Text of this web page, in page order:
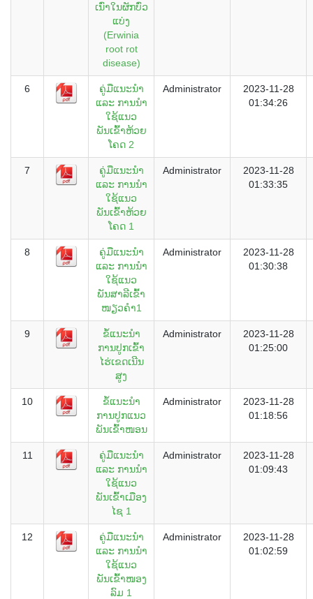
ເນົ່າໃນຜັກບົ່ວ
ແບ່ງ
(Erwinia
root rot
disease)
6
ຄູ່ມືແນະນຳ
ແລະ ການນຳ
ໃຊ້ແນວ
ພັນເຂົ້າຫ້ວຍ
ໂຄດ 2
Administrator
2023-11-28
01:34:26
7
ຄູ່ມືແນະນຳ
ແລະ ການນຳ
ໃຊ້ແນວ
ພັນເຂົ້າຫ້ວຍ
ໂຄດ 1
Administrator
2023-11-28
01:33:35
8
ຄູ່ມືແນະນຳ
ແລະ ການນຳ
ໃຊ້ແນວ
ພັນສາລີເຂົ້າ
ໜຽວຄຳ1
Administrator
2023-11-28
01:30:38
9
ຂໍ້ແນະນຳ
ການປູກເຂົ້າ
ໄຮ່ເຂດເນີນ
ສູງ
Administrator
2023-11-28
01:25:00
10
ຂໍ້ແນະນຳ
ການປູກແນວ
ພັນເຂົ້າໜອນ
Administrator
2023-11-28
01:18:56
11
ຄູ່ມືແນະນຳ
ແລະ ການນຳ
ໃຊ້ແນວ
ພັນເຂົ້າເມືອງ
ໄຊ 1
Administrator
2023-11-28
01:09:43
12
ຄູ່ມືແນະນຳ
ແລະ ການນຳ
ໃຊ້ແນວ
ພັນເຂົ້າໜອງ
ລົມ 1
Administrator
2023-11-28
01:02:59